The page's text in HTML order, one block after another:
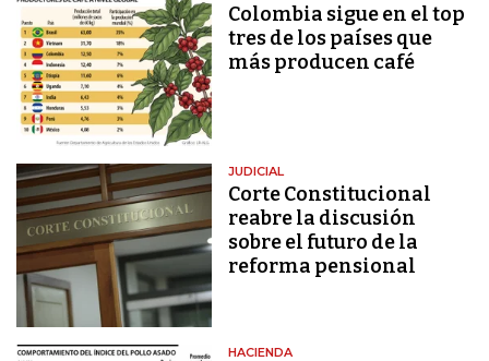
Colombia sigue en el top
tres de los países que
más producen café
JUDICIAL
Corte Constitucional
reabre la discusión
sobre el futuro de la
reforma pensional
HACIENDA